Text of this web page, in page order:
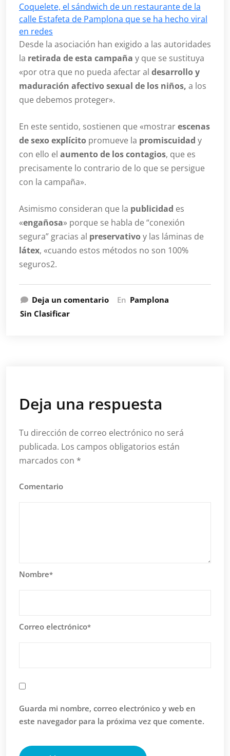
Coquelete, el sándwich de un restaurante de la
calle Estafeta de Pamplona que se ha hecho viral
en redes
Desde la asociación han exigido a las autoridades
la retirada de esta campaña y que se sustituya
«por otra que no pueda afectar al desarrollo y
maduración afectivo sexual de los niños, a los
que debemos proteger».
En este sentido, sostienen que «mostrarescenas
de sexo explícito promueve la promiscuidad y
con ello el aumento de los contagios, que es
precisamente lo contrario de lo que se persigue
con la campaña».
Asimismo consideran que la publicidad es
«engañosa» porque se habla de “conexión
segura” gracias al preservativoy las láminas de
látex, «cuando estos métodos no son 100%
seguros2.
Deja un comentario En Pamplona
Sin Clasificar
Deja una respuesta
Tu dirección de correo electrónico no será
publicada. Los campos obligatorios están
marcados con *
Comentario
Nombre*
Correo electrónico*
Guarda mi nombre, correo electrónico y web en
este navegador para la próxima vez que comente.